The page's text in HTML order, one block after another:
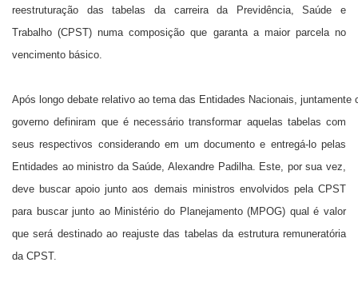
reestruturação das tabelas da carreira da Previdência, Saúde e
Trabalho (CPST) numa composição que garanta a maior parcela no
vencimento básico.
Após longo debate relativo ao tema das Entidades Nacionais, juntamente
governo definiram que é necessário transformar aquelas tabelas com
seus respectivos considerando em um documento e entregá-lo pelas
Entidades ao ministro da Saúde, Alexandre Padilha. Este, por sua vez,
deve buscar apoio junto aos demais ministros envolvidos pela CPST
para buscar junto ao Ministério do Planejamento (MPOG) qual é valor
que será destinado ao reajuste das tabelas da estrutura remuneratória
da CPST.